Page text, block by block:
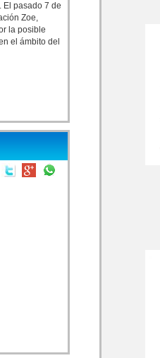
El pasado 7 de
Zoe,
la posible
el ámbito del